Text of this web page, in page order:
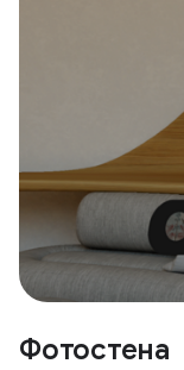
Фотостена